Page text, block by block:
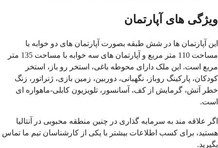
ویژگی های آپارتمان
این آپارتمان ها در شش طبقه بصورت آپارتمان های دو خوابه با
مساحت 110 متر مربع و آپارتمان های سه خوابه با مساحت 135 متر
مربع است. این ملک دارای محوطه باغی، استخر رو باز، استخر
کودکان، پارکینگ روباز، نگهبانی، دوربین، زمین بازی، ژنراتور، زنگ
خطر آتش، گرمایش از کف، آسانسور، تلویزیون کابلی-ماهواره ای
است.
اگر علاقه مند به سرمایه گذاری در چنین منطقه محبوبی در آنتالیا
هستید، برای کسب اطلاعات بیشتر با یکی از کارشناسان تیم ما تماس
بگیرید.